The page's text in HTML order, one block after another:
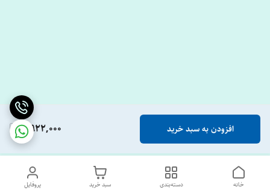
2,922,000 افزودن به سبد خرید
پروفایل سبد خرید دسته‌بندی خانه